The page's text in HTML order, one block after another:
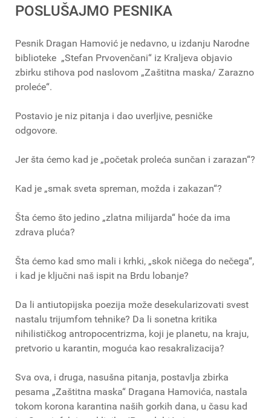
POSLUŠAJMO PESNIKA
Pesnik Dragan Hamović je nedavno, u izdanju Narodne
biblioteke „Stefan Prvovenčani“ iz Kraljeva objavio
zbirku stihova pod naslovom „Zaštitna maska/ Zarazno
proleće“.
Postavio je niz pitanja i dao uverljive, pesničke
odgovore.
Jer šta ćemo kad je „početak proleća sunčan i zarazan“?
Kad je „smak sveta spreman, možda i zakazan“?
Šta ćemo što jedino „zlatna milijarda“ hoće da ima
zdrava pluća?
Šta ćemo kad smo mali i krhki, „skok ničega do nečega“,
i kad je ključni naš ispit na Brdu lobanje?
Da li antiutopijska poezija može desekularizovati svest
nastalu trijumfom tehnike? Da li sonetna kritika
nihilističkog antropocentrizma, koji je planetu, na kraju,
pretvorio u karantin, moguća kao resakralizacija?
Sva ova, i druga, nasušna pitanja, postavlja zbirka
pesama „Zaštitna maska“ Dragana Hamovića, nastala
tokom korona karantina naših gorkih dana, u času kad